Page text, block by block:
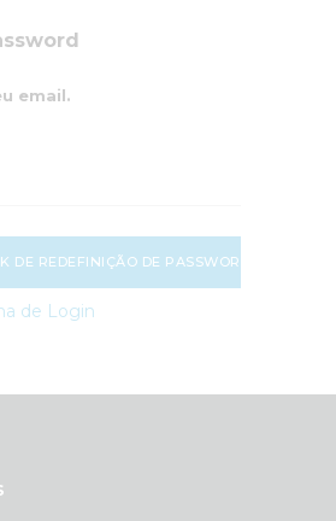
email.
DE REDEFINIÇÃO DE PASSWORD
de Login